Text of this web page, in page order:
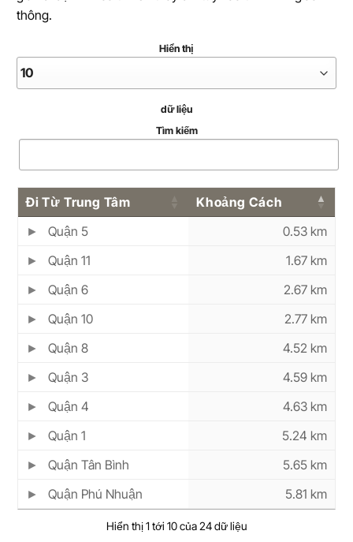
thông.
Hiển thị
dữ liệu
Tìm kiếm
Đi Từ Trung Tâm
Khoảng Cách
Quận 5
0.53 km
Quận 11
1.67 km
Quận 6
2.67 km
Quận 10
2.77 km
Quận 8
4.52 km
Quận 3
4.59 km
Quận 4
4.63 km
Quận 1
5.24 km
Quận Tân Bình
5.65 km
Quận Phú Nhuận
5.81 km
Hiển thị 1 tới 10 của 24 dữ liệu